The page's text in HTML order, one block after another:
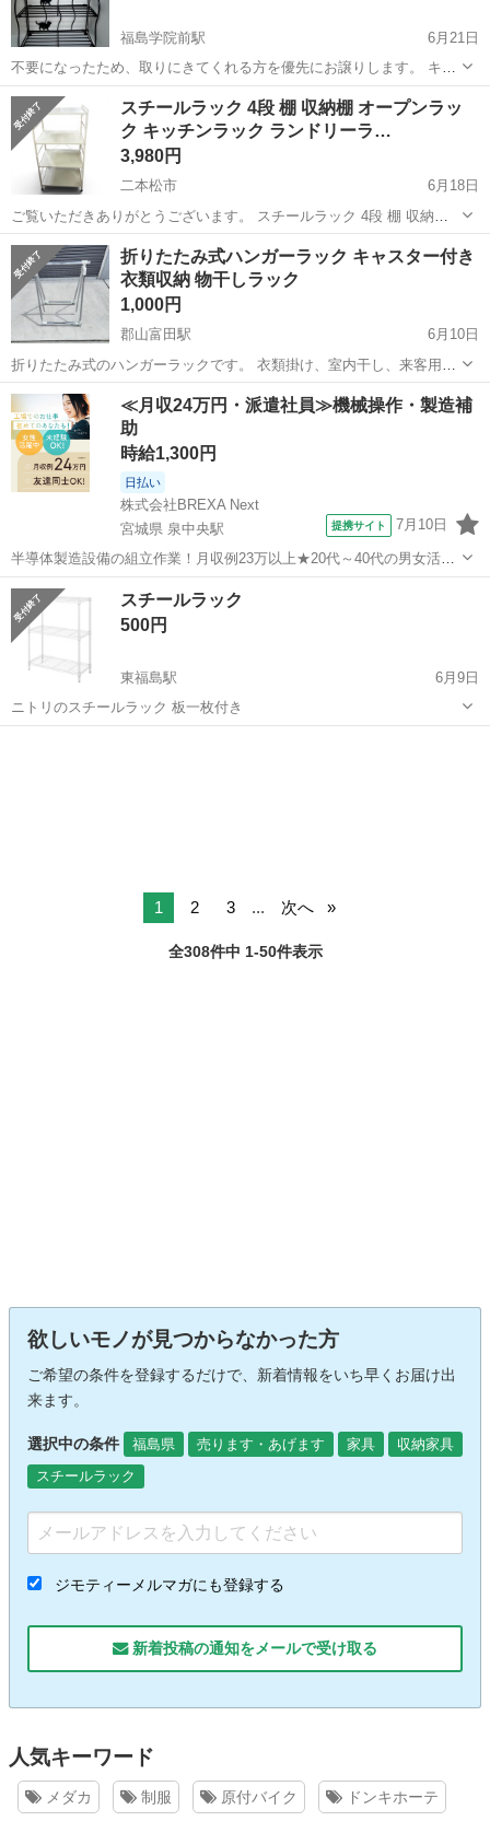
福島学院前駅
6月21日
不要になったため、取りにきてくれる方を優先にお譲りします。 キッ
チンで使ってたので少しベタついてます。 拭けば取れると思います 横
31cm 高さ41cm 奥行11cm
福島 福島学院前駅 収納家具 ラック
スチールラック 4段 棚 収納棚 オープンラッ
ク キッチンラック ランドリーラ…
3,980円
二本松市
6月18日
ご覧いただきありがとうございます。 スチールラック 4段 棚 収納棚
オープンラック キッチンラック ランドリーラック オフホワイト 幅
60cm 【商品情報】 ・商品名：スチールラック / 収納棚 ・段数：4段
・カラー...
福島 二本松市 収納家具 ラック
折りたたみ式ハンガーラック キャスター付き
衣類収納 物干しラック
1,000円
郡山富田駅
6月10日
折りたたみ式のハンガーラックです。 衣類掛け、室内干し、来客用の
上着掛け、フリマ出品用の一時保管などに便利です。 キャスター付き
なので移動もしやすく、使わない時はコンパクトに折りたためます。
中古品のため、使用に伴うキズ・ス...
福島 郡山市 郡山富田駅 収納家具
≪月収24万円・派遣社員≫機械操作・製造補
助
時給1,300円
日払い
株式会社BREXA Next
宮城県 泉中央駅
提携サイト 7月10日
半導体製造設備の組立作業！月収例23万以上★20代～40代の男女活躍
中中！社会保険完備！送迎あり！◎マイカー通勤OK＆無料駐車場完
備！作業着無償貸与◎食堂利用可★《宮城県黒川郡大和町》 人気の工
場のお仕事 ◇半導体製造設備...
宮城
スチールラック
500円
東福島駅
6月9日
ニトリのスチールラック 板一枚付き
1 2 3 ... 次へ
全308件中 1-50件表示
欲しいモノが見つからなかった方
ご希望の条件を登録するだけで、新着情報をいち早くお届け出
来ます。
選択中の条件 福島県 売ります・あげます 家具
収納家具
スチールラック
ジモティーメルマガにも登録する
新着投稿の通知をメールで受け取る
人気キーワード
メダカ 制服 原付バイク ドンキホーテ